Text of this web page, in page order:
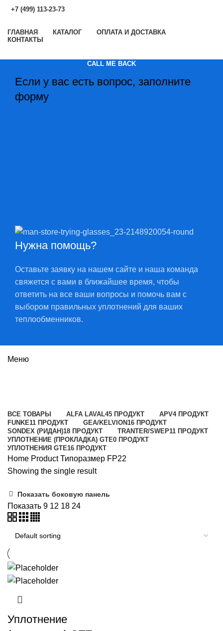
+7 (499) 113-23-73
ГЛАВНАЯ КАТАЛОГ
ОПЛАТА И ДОСТАВКА
КОНТАКТЫ
CALL ME BACK
Если у вас есть вопрос, заполните
форму
Нужна помощь?
Оставьте заявку на нашем сайте и наша команда
свяжется с вами в ближайшее время, чтобы
ответить на все ваши вопросы и помочь вам с
выбором правильных уплотнений для ваших
теплообменников.
Меню
ВСЕ ТОВАРЫ ALFA LAVAL45 ПРОДУКТ APV4 ПРОДУКТ
FUNKE11 ПРОДУКТ GEA/KELVION 16 ПРОДУКТ
SONDEX (РИДАН)18 ПРОДУКТ TRANTER/SWEP11 ПРОДУКТ
УПЛОТНЕНИЕ (ПРОКЛАДКА) GTE0 ПРОДУКТ
УПЛОТНЕНИЯ GTE16 ПРОДУКТ
Home Product Типоразмер FP22
Showing the single result
Показать боковую панель
Показать 9 12 18 24
Уплотнение